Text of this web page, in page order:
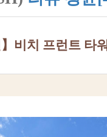
】비치 프런트 타